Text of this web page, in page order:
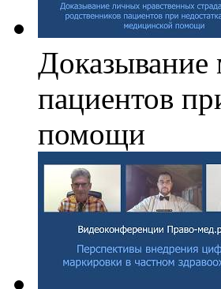
Доказывание
пациентов
помощи